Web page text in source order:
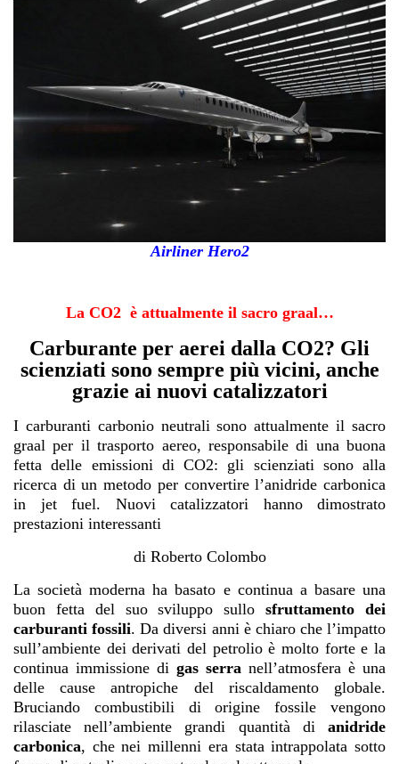
Airliner Hero2
La CO2 è attualmente il sacro graal…
Carburante per aerei dalla CO2? Gli
scienziati sono sempre più vicini, anche
grazie ai nuovi catalizzatori
I carburanti carbonio neutrali sono attualmente il sacro
graal per il trasporto aereo, responsabile di una buona
fetta delle emissioni di CO2: gli scienziati sono alla
ricerca di un metodo per convertire l’anidride carbonica
in jet fuel. Nuovi catalizzatori hanno dimostrato
prestazioni interessanti
di Roberto Colombo
La società moderna ha basato e continua a basare una
buon fetta del suo sviluppo sullosfruttamento dei
carburanti fossili. Da diversi anni è chiaro che l’impatto
sull’ambiente dei derivati del petrolio è molto forte e la
continua immissione di gas serra nell’atmosfera è una
delle cause antropiche del riscaldamento globale.
Bruciando combustibili di origine fossile vengono
rilasciate nell’ambiente grandi quantità di anidride
carbonica, che nei millenni era stata intrappolata sotto